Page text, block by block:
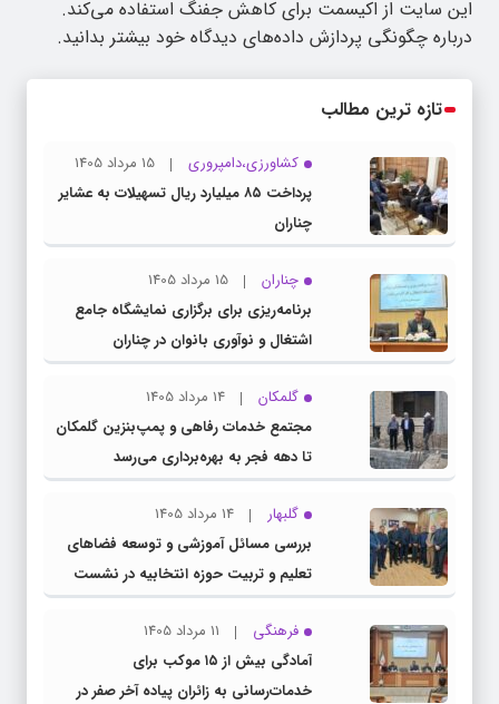
این سایت از اکیسمت برای کاهش جفنگ استفاده می‌کند.
درباره چگونگی پردازش داده‌های دیدگاه خود بیشتر بدانید.
تازه ترین مطالب
کشاورزی،دامپروری
15 مرداد 1405
پرداخت ۸۵ میلیارد ریال تسهیلات به عشایر
چناران
چناران
15 مرداد 1405
برنامه‌ریزی برای برگزاری نمایشگاه جامع
اشتغال و نوآوری بانوان در چناران
گلمکان
14 مرداد 1405
مجتمع خدمات رفاهی و پمپ‌بنزین گلمکان
تا دهه فجر به بهره‌برداری می‌رسد
گلبهار
14 مرداد 1405
بررسی مسائل آموزشی و توسعه فضاهای
تعلیم و تربیت حوزه انتخابیه در نشست
مشترک عضو کمیسیون آموزش مجلس با
مدیرکل آموزش و پرورش خراسان رضوی
فرهنگی
11 مرداد 1405
آمادگی بیش از ۱۵ موکب برای
خدمات‌رسانی به زائران پیاده آخر صفر در